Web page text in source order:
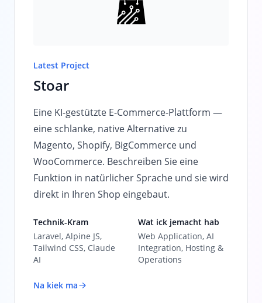
Latest Project
Stoar
Eine KI-gestützte E-Commerce-Plattform —
eine schlanke, native Alternative zu
Magento, Shopify, BigCommerce und
WooCommerce. Beschreiben Sie eine
Funktion in natürlicher Sprache und sie wird
direkt in Ihren Shop eingebaut.
Technik-Kram
Laravel, Alpine JS,
Tailwind CSS, Claude
AI
Wat ick jemacht hab
Web Application, AI
Integration, Hosting &
Operations
Na kiek ma